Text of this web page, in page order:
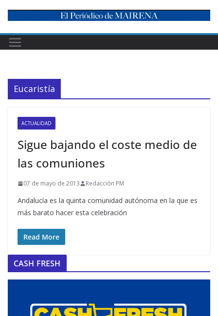
content
Eucaristía
ACTUALIDAD
Sigue bajando el coste medio de
las comuniones
07 de mayo de 2013 Redacción PM
Andalucía es la quinta comunidad autónoma en la que es
más barato hacer esta celebración
Read More
CASH FRESH